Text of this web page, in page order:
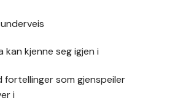
kan kjenne seg igjen i
som gjenspeiler
i